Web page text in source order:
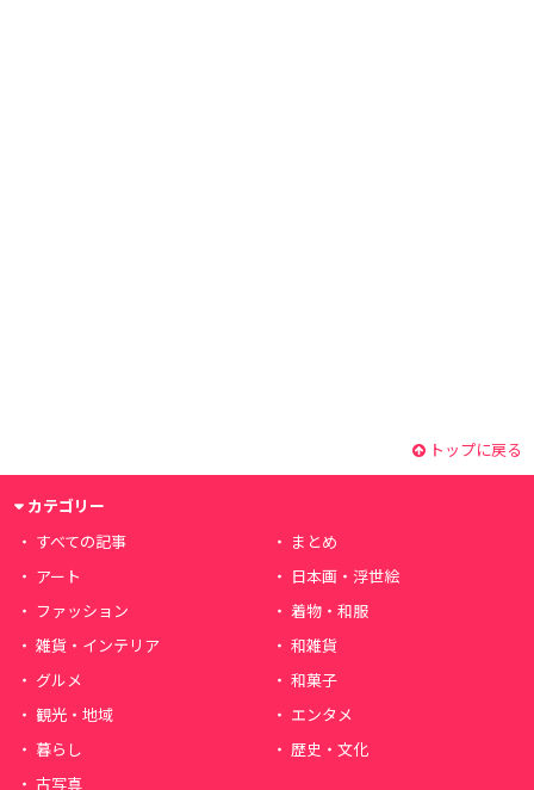
トップに戻る
カテゴリー
すべての記事
まとめ
アート
日本画・浮世絵
ファッション
着物・和服
雑貨・インテリア
和雑貨
グルメ
和菓子
観光・地域
エンタメ
暮らし
歴史・文化
古写真